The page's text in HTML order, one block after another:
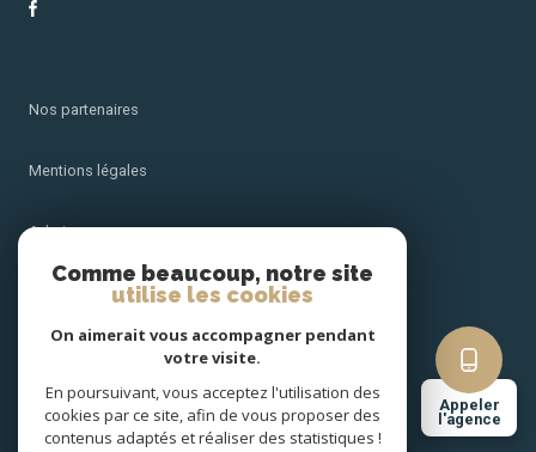
Appeler
l'agence
Nos partenaires
Mentions légales
Admin
Nos honoraires
Cookies
Comme beaucoup, notre site
utilise les cookies
On aimerait vous accompagner pendant
votre visite.
En poursuivant, vous acceptez l'utilisation des
cookies par ce site, afin de vous proposer des
contenus adaptés et réaliser des statistiques !